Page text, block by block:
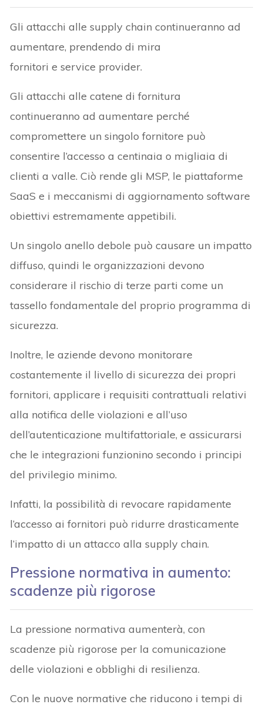
Gli attacchi alle supply chain continueranno ad
aumentare, prendendo di mira
fornitori e service provider.
Gli attacchi alle catene di fornitura
continueranno ad aumentare perché
compromettere un singolo fornitore può
consentire l’accesso a centinaia o migliaia di
clienti a valle. Ciò rende gli MSP, le piattaforme
SaaS e i meccanismi di aggiornamento software
obiettivi estremamente appetibili.
Un singolo anello debole può causare un impatto
diffuso, quindi le organizzazioni devono
considerare il rischio di terze parti come un
tassello fondamentale del proprio programma di
sicurezza.
Inoltre, le aziende devono monitorare
costantemente il livello di sicurezza dei propri
fornitori, applicare i requisiti contrattuali relativi
alla notifica delle violazioni e all’uso
dell’autenticazione multifattoriale, e assicurarsi
che le integrazioni funzionino secondo i principi
del privilegio minimo.
Infatti, la possibilità di revocare rapidamente
l’accesso ai fornitori può ridurre drasticamente
l’impatto di un attacco alla supply chain.
Pressione normativa in aumento:
scadenze più rigorose
La pressione normativa aumenterà, con
scadenze più rigorose per la comunicazione
delle violazioni e obblighi di resilienza.
Con le nuove normative che riducono i tempi di